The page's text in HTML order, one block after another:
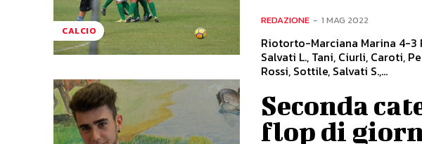
CALCIO
REDAZIONE - 1 MAG 2022
Riotorto-Marciana Marina 4-3
Salvati L., Tani, Ciurli, Caroti,
Rossi, Sottile, Salvati S.,...
Seconda
flop di